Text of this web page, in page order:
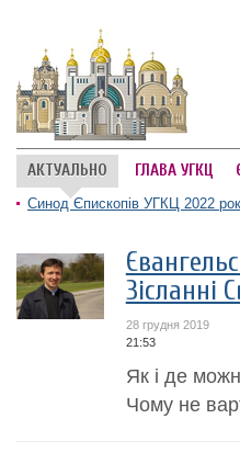
АКТУАЛЬНО ГЛАВА УГКЦ
Синод Єпископів УГКЦ 2022
Зісланні
28 грудня 2019
21:53
Як і де
Чому не